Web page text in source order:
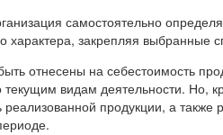
самостоятельно
характера, закрепляя выбранные
отнесены на себестоимость
текущим видам деятельности. Но,
продукции, а также